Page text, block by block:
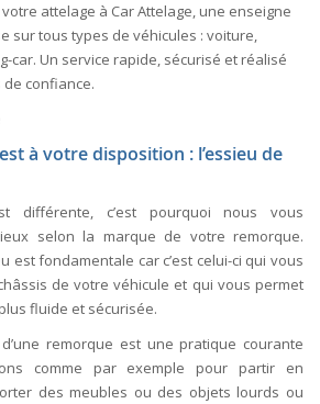
attelage à Car Attelage, une enseigne
sur tous types de véhicules : voiture,
car. Un service rapide, sécurisé et réalisé
confiance.
à votre disposition : l’essieu de
différente, c’est pourquoi nous vous
selon la marque de votre remorque.
est fondamentale car c’est celui-ci qui vous
de votre véhicule et qui vous permet
fluide et sécurisée.
d’une remorque est une pratique courante
comme par exemple pour partir en
des meubles ou des objets lourds ou